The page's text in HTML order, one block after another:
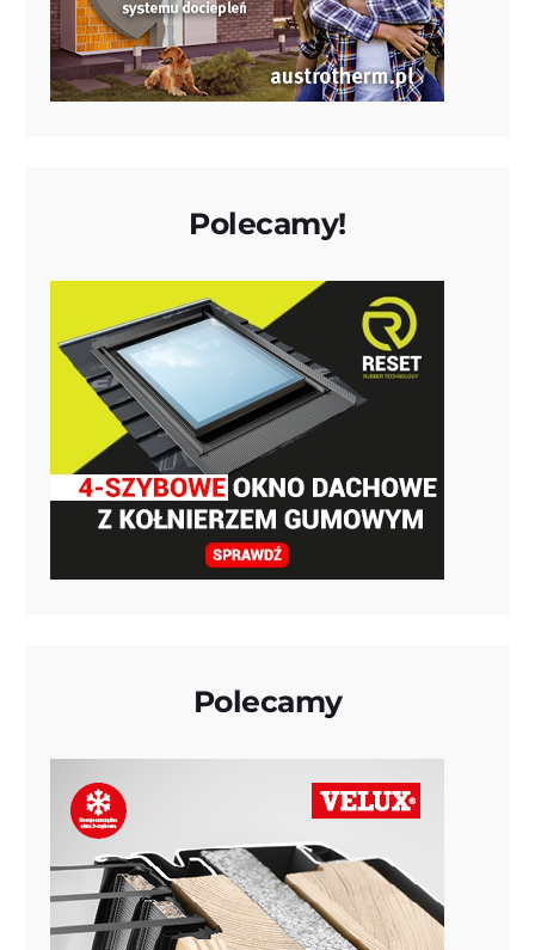
Polecamy!
Polecamy